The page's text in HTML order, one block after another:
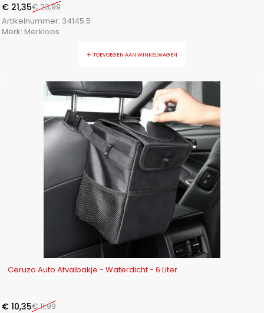
€23,99
€ 21,35
Artikelnummer: 34145.5
Merk: Merkloos
TOEVOEGEN AAN WINKELWAGEN
Ceruzo Auto Afvalbakje - Waterdicht - 6 Liter
€11,99
€ 10,35